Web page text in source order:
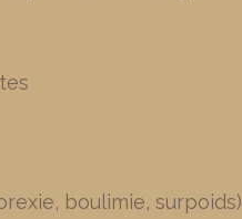
boulimie, surpoids)